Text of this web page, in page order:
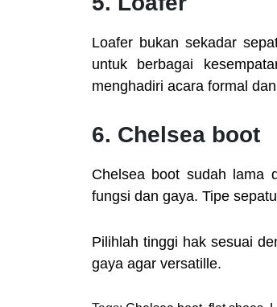
Loafer bukan sekadar
untuk berbagai
menghadiri acara formal
6. Chelsea boot
Chelsea boot sudah lama
fungsi dan gaya. Tipe
Pilihlah tinggi hak sesuai
gaya agar versatille.